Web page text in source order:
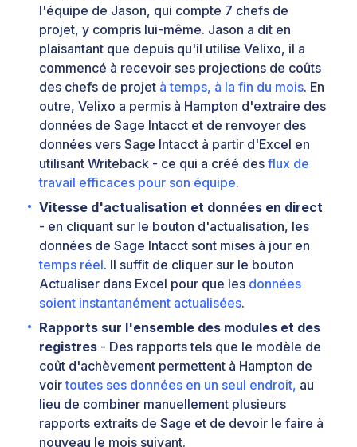
l'équipe de Jason, qui compte 7 chefs de
projet, y compris lui-même. Jason a dit en
plaisantant que depuis qu'il utilise Velixo, il a
commencé à recevoir ses projections de coûts
des chefs de projet à temps, à la fin du mois. En
outre, Velixo a permis à Hampton d'extraire des
données de Sage Intacct et de renvoyer des
données vers Sage Intacct à partir d'Excel en
utilisant Writeback - ce qui a créé des flux de
travail efficaces pour son équipe.
Vitesse d'actualisation et données en direct
- en cliquant sur le bouton d'actualisation, les
données de Sage Intacct sont mises à jour en
temps réel. Il suffit de cliquer sur le bouton
Actualiser dans Excel pour que les données
soient instantanément actualisées.
Rapports sur l'ensemble des modules et des
registres - Des rapports tels que le modèle de
coût d'achèvement permettent à Hampton de
voirtoutes ses données en un seul endroit, au
lieu de combiner manuellement plusieurs
rapports extraits de Sage et de devoir le faire à
nouveau le mois suivant.